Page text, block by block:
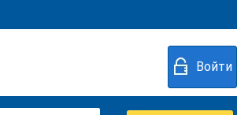
Войти